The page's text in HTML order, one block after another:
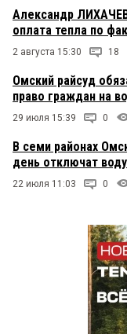
Александр
оплата тепла по
2 августа 15:30 18
Омский райсуд
право граждан на
29 июля 15:39 0
В семи районах
день отключат воду
22 июля 11:03 0